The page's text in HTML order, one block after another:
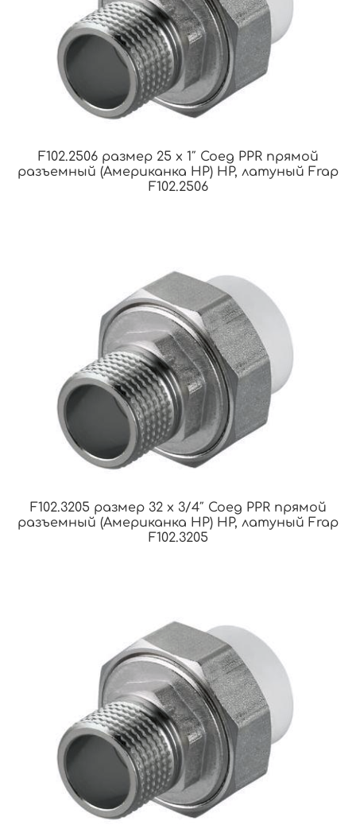
F102.2506 размер 25 x 1″ Соед PPR прямой
разъемный (Американка НР) НР, латуный Frap
F102.2506
F102.3205 размер 32 x 3/4″ Соед PPR прямой
разъемный (Американка НР) НР, латуный Frap
F102.3205